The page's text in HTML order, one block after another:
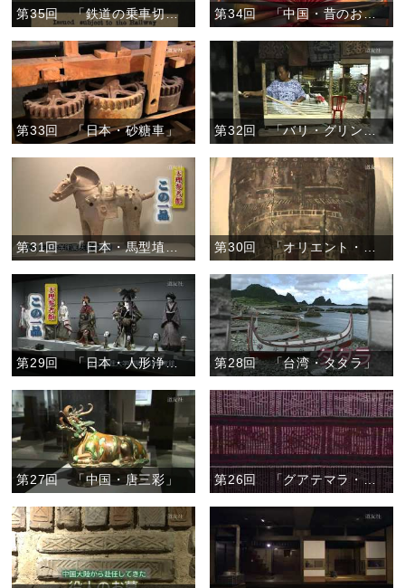
第35回 「鉄道の乗車切符」 第34回 「中国・昔のおもちゃ―風車―」
第33回 「日本・砂糖車」 第32回 「バリ・グリンシン」
第31回 「日本・馬型埴輪」
第29回 「日本・人形浄瑠璃芝居の人形」 第28回 「台湾・タタラ」
第27回 「中国・唐三彩」 第26回 「グアテマラ・幻の巻きスカート」